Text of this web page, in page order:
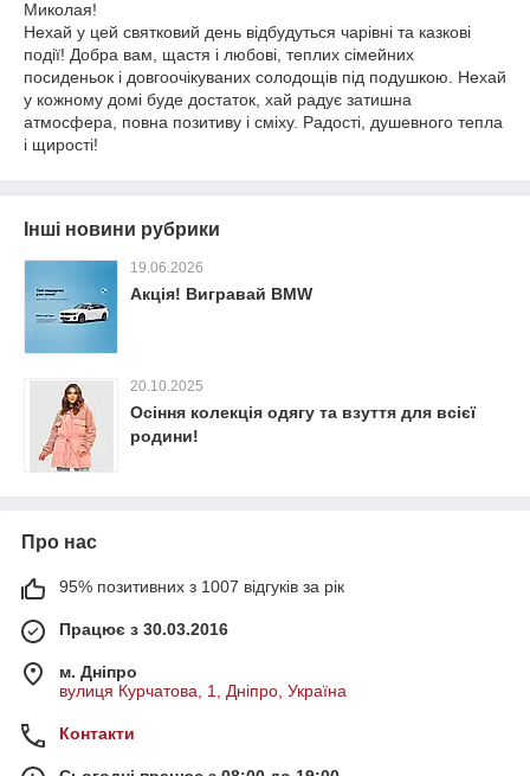
Миколая!
Нехай у цей святковий день відбудуться чарівні та казкові
події! Добра вам, щастя і любові, теплих сімейних
посиденьок і довгоочікуваних солодощів під подушкою. Нехай
у кожному домі буде достаток, хай радує затишна
атмосфера, повна позитиву і сміху. Радості, душевного тепла
і щирості!
Інші новини рубрики
19.06.2026
Акція! Вигравай BMW
20.10.2025
Осіння колекція одягу та взуття для всієї
родини!
Про нас
95% позитивних з 1007 відгуків за рік
Працює з 30.03.2016
м. Дніпро
вулиця Курчатова, 1, Дніпро, Україна
Контакти